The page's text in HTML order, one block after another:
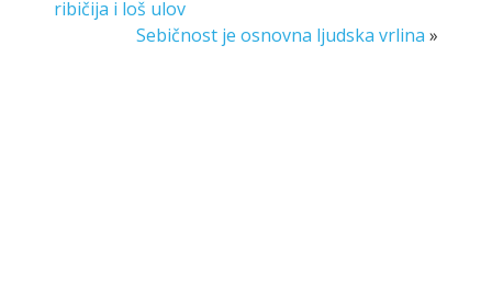
ribičija i loš ulov
Sebičnost je osnovna ljudska vrlina »